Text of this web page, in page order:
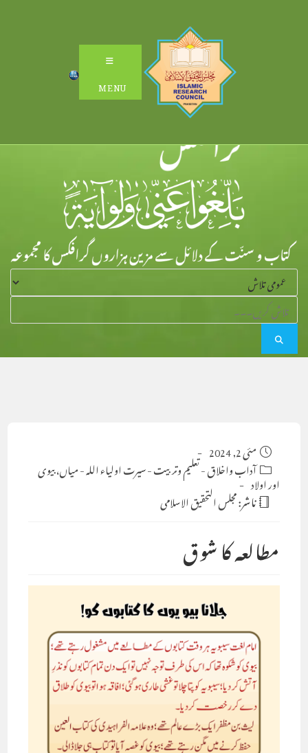
MENU
Post
published:
مئی 2, 2024
Post
category:
آداب واخلاق-تعلیم وتربیت-سیرت اولیاء اللہ-میاں، بیوی
اور اولاد
ناشر:مجلس التحقيق الاسلامى
مطالعہ کا شوق